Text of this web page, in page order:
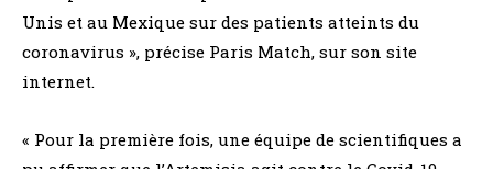
Unis et au Mexique sur des patients atteints du
coronavirus », précise Paris Match, sur son site
internet.
« Pour la première fois, une équipe de scientifiques a